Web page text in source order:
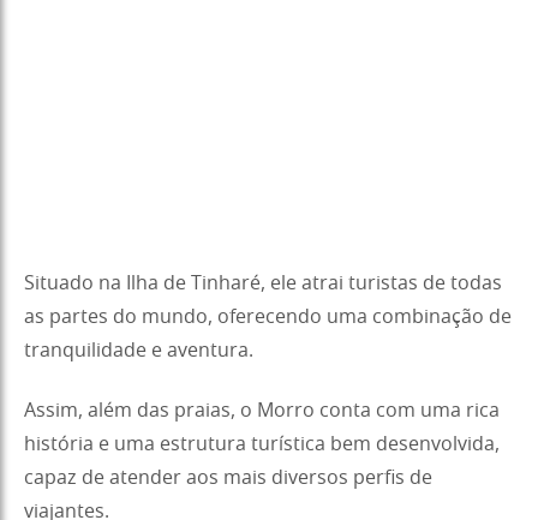
Situado na Ilha de Tinharé, ele atrai turistas de todas
as partes do mundo, oferecendo uma combinação de
tranquilidade e aventura.
Assim, além das praias, o Morro conta com uma rica
história e uma estrutura turística bem desenvolvida,
capaz de atender aos mais diversos perfis de
viajantes.